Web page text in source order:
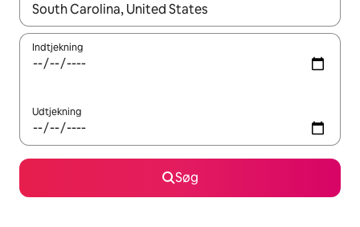
Når resultaterne er tilgængelige, skal du navigere med
Indtjekning
Udtjekning
Søg